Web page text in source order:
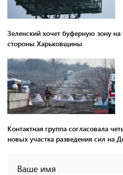
Зеленский хочет буферную зону
стороны Харьковщины
Контактная группа согласовала
новых участка разведения сил на
Ваше имя